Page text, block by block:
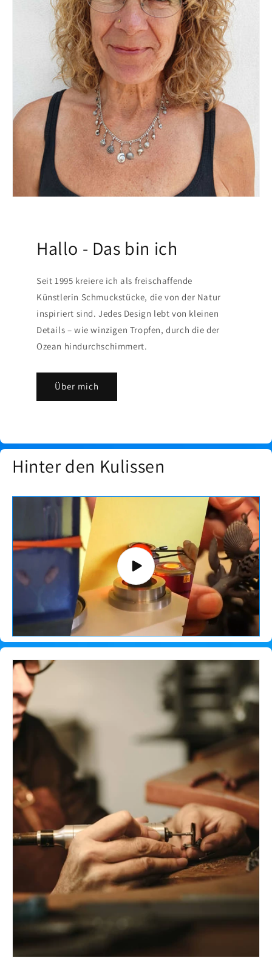
Hallo - Das bin ich
Seit 1995 kreiere ich als freischaffende
Künstlerin Schmuckstücke, die von der Natur
inspiriert sind. Jedes Design lebt von kleinen
Details – wie winzigen Tropfen, durch die der
Ozean hindurchschimmert.
Über mich
Hinter den Kulissen